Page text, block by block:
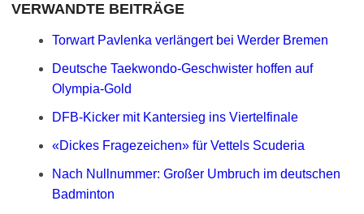
VERWANDTE BEITRÄGE
Torwart Pavlenka verlängert bei Werder Bremen
Deutsche Taekwondo-Geschwister hoffen auf
Olympia-Gold
DFB-Kicker mit Kantersieg ins Viertelfinale
«Dickes Fragezeichen» für Vettels Scuderia
Nach Nullnummer: Großer Umbruch im deutschen
Badminton